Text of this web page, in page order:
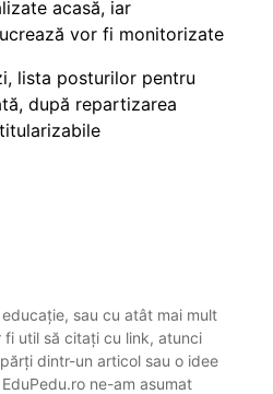
acasă, iar
vor fi monitorizate
lista posturilor pentru
după repartizarea
sau cu atât mai mult
util să citați cu link, atunci
dintr-un articol sau o idee
ne-am asumat